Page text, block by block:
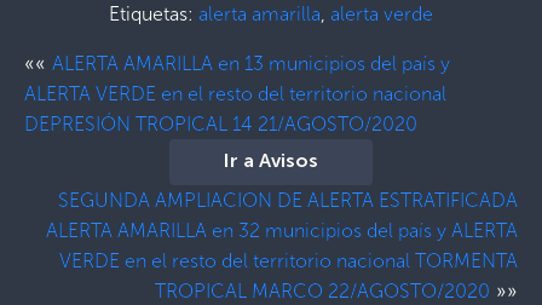
Etiquetas: alerta amarilla, alerta verde
«« ALERTA AMARILLA en 13 municipios del país y
ALERTA VERDE en el resto del territorio nacional
DEPRESIÓN TROPICAL 14 21/AGOSTO/2020
Ir a Avisos
SEGUNDA AMPLIACION DE ALERTA ESTRATIFICADA
ALERTA AMARILLA en 32 municipios del país y ALERTA
VERDE en el resto del territorio nacional TORMENTA
TROPICAL MARCO 22/AGOSTO/2020 »»